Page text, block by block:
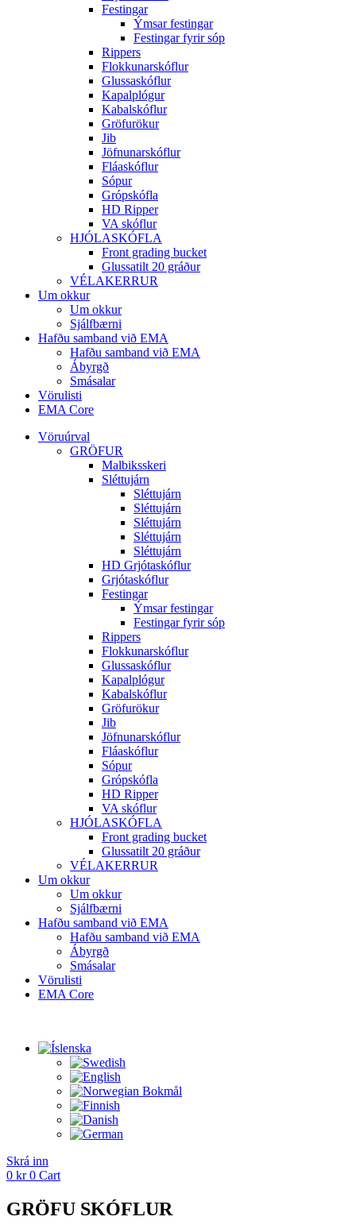
Festingar
Ýmsar festingar
Festingar fyrir sóp
Rippers
Flokkunarskóflur
Glussaskóflur
Kapalplógur
Kabalskóflur
Gröfurökur
Jib
Jöfnunarskóflur
Fláaskóflur
Sópur
Grópskófla
HD Ripper
VA skóflur
HJÓLASKÓFLA
Front grading bucket
Glussatilt 20 gráður
VÉLAKERRUR
Um okkur
Um okkur
Sjálfbærni
Hafðu samband við EMA
Hafðu samband við EMA
Ábyrgð
Smásalar
Vörulisti
EMA Core
Vöruúrval
GRÖFUR
Malbiksskeri
Sléttujárn
Sléttujárn
Sléttujárn
Sléttujárn
Sléttujárn
Sléttujárn
HD Grjótaskóflur
Grjótaskóflur
Festingar
Ýmsar festingar
Festingar fyrir sóp
Rippers
Flokkunarskóflur
Glussaskóflur
Kapalplógur
Kabalskóflur
Gröfurökur
Jib
Jöfnunarskóflur
Fláaskóflur
Sópur
Grópskófla
HD Ripper
VA skóflur
HJÓLASKÓFLA
Front grading bucket
Glussatilt 20 gráður
VÉLAKERRUR
Um okkur
Um okkur
Sjálfbærni
Hafðu samband við EMA
Hafðu samband við EMA
Ábyrgð
Smásalar
Vörulisti
EMA Core
Skrá inn
0 kr 0 Cart
GRÖFU SKÓFLUR